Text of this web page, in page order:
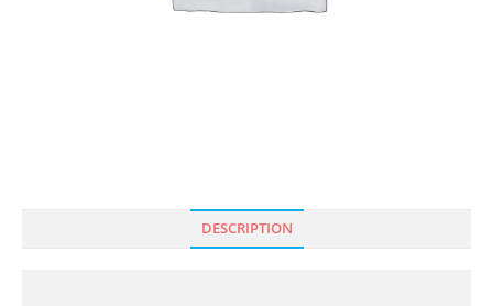
DESCRIPTION